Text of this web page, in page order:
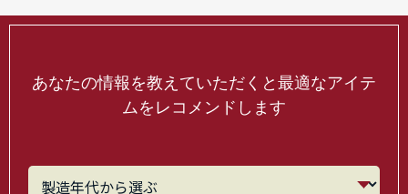
あなたの情報を教えていただくと最適なアイテ
ムをレコメンドします